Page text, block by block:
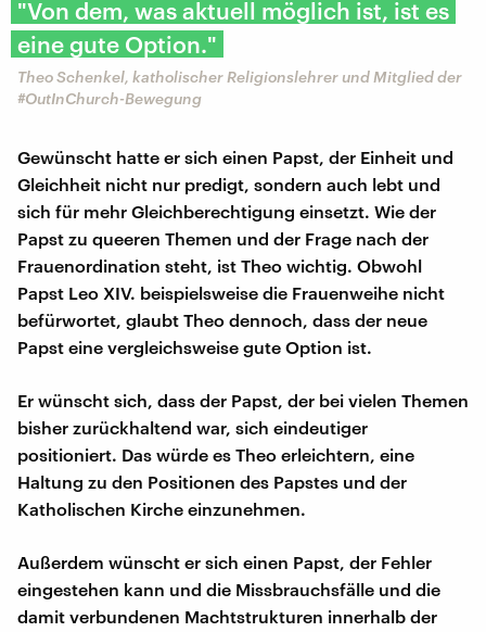
"Von dem, was aktuell möglich ist, ist es
eine gute Option."
Theo Schenkel, katholischer Religionslehrer und Mitglied der
#OutInChurch-Bewegung
Gewünscht hatte er sich einen Papst, der Einheit und
Gleichheit nicht nur predigt, sondern auch lebt und
sich für mehr Gleichberechtigung einsetzt. Wie der
Papst zu queeren Themen und der Frage nach der
Frauenordination steht, ist Theo wichtig. Obwohl
Papst Leo XIV. beispielsweise die Frauenweihe nicht
befürwortet, glaubt Theo dennoch, dass der neue
Papst eine vergleichsweise gute Option ist.
Er wünscht sich, dass der Papst, der bei vielen Themen
bisher zurückhaltend war, sich eindeutiger
positioniert. Das würde es Theo erleichtern, eine
Haltung zu den Positionen des Papstes und der
Katholischen Kirche einzunehmen.
Außerdem wünscht er sich einen Papst, der Fehler
eingestehen kann und die Missbrauchsfälle und die
damit verbundenen Machtstrukturen innerhalb der